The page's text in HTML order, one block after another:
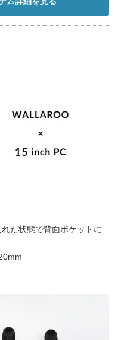
た状態で背面ポケットに